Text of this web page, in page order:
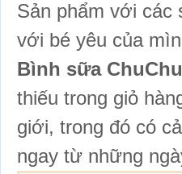
Sản phẩm với các
với bé yêu của
Bình sữa ChuChu
thiếu trong giỏ
giới, trong đó có
ngay từ những